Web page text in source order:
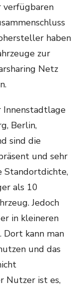
verfügbaren
haben
zur
Netz
Innenstadtlage
Berlin,
sind die
und sehr
Standortdichte,
als 10
Jedoch
in kleineren
Dort kann man
und das
Nutzer ist es,